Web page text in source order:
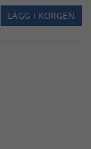
LÄGG I KORGEN